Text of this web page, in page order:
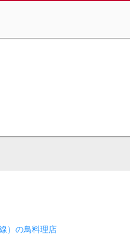
）の鳥料理店